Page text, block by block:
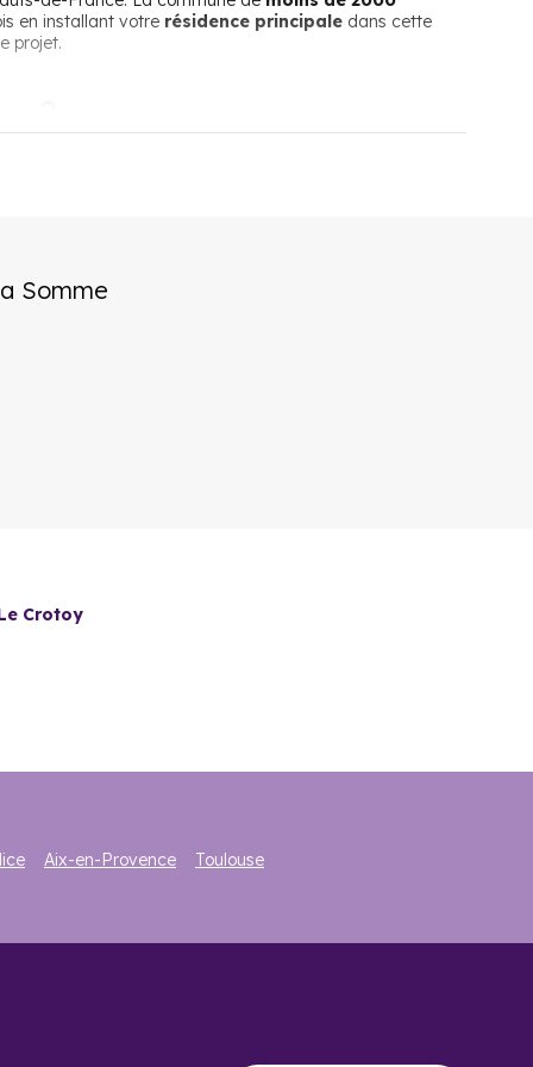
en installant votre résidence principale dans cette
projet.
?
Somme
Crotoy
Aix-en-Provence Toulouse